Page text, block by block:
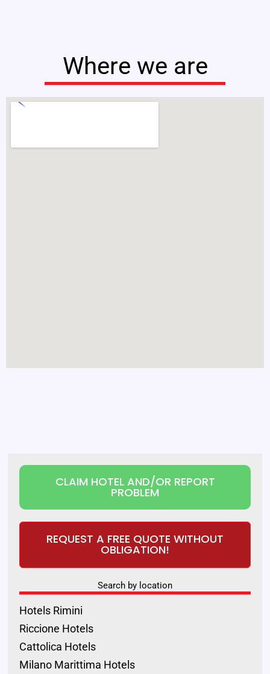
Where we are
CLAIM HOTEL AND/OR REPORT
PROBLEM
REQUEST A FREE QUOTE WITHOUT
OBLIGATION!
Search by location
Hotels Rimini
Riccione Hotels
Cattolica Hotels
Milano Marittima Hotels